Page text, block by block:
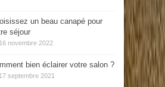
un beau canapé pour
séjour
16 novembre 2022
bien éclairer votre salon ?
17 septembre 2021